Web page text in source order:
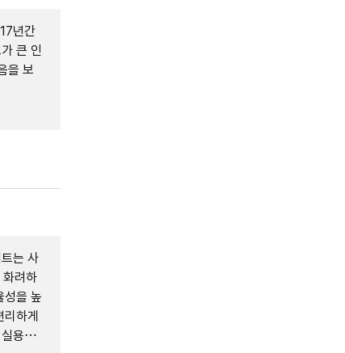
년간
큰 인
을 보
는 사
려하
성을 높
하게
용성